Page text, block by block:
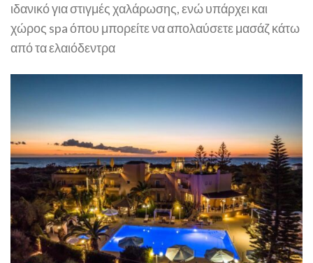
ιδανικό για στιγμές χαλάρωσης, ενώ υπάρχει και
χώρος spa όπου μπορείτε να απολαύσετε μασάζ κάτω
από τα ελαιόδεντρα​